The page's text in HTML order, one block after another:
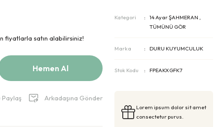
fiyatlarla satın alabilirsiniz!
Hemen Al
Paylaş
Arkadaşına Gönder
Kategori 14 Ayar ŞAHMERAN ,
TÜMÜNÜ GÖR
Marka DURU KUYUMCULUK
Stok Kodu FPEAKXGFK7
Lorem ipsum dolor sit amet
consectetur purus.